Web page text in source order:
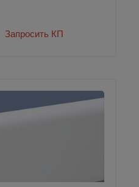
Запросить КП